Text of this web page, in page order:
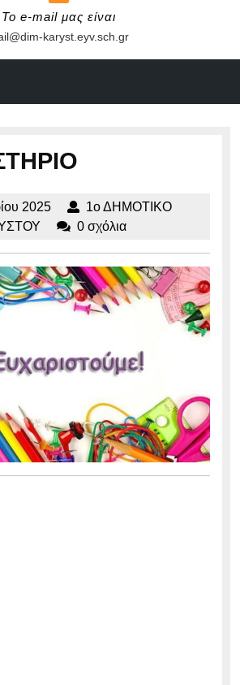
Το e-mail μας είναι
karyst.eyv.sch.grmail@dim-
202522
Δεκεμβρίου
1ο ΔΗΜΟΤΙΚΟ
ΣΧΟΛΕΙΟ
ΚΑΡΥΣΤΟΥ
0 σχόλια